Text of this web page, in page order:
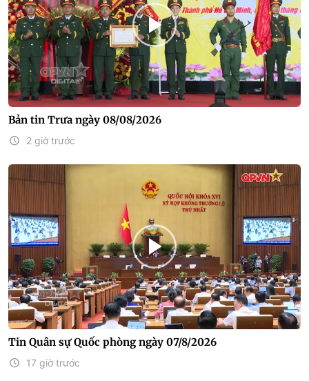
Bản tin Trưa ngày 08/08/2026
2 giờ trước
Tin Quân sự Quốc phòng ngày 07/8/2026
17 giờ trước